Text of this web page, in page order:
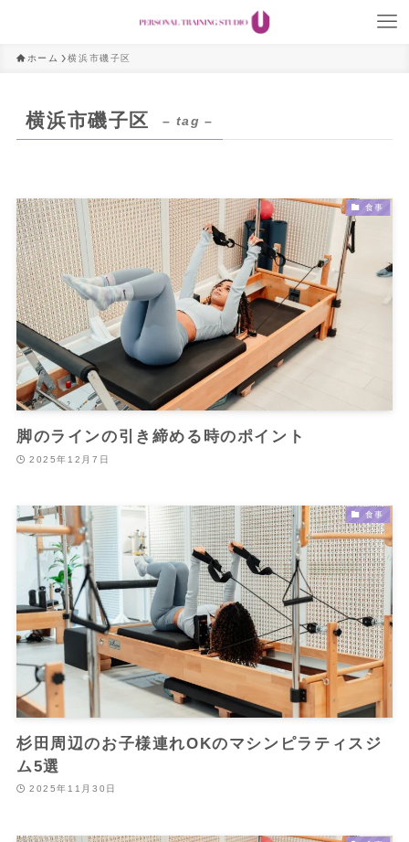
ホーム 横浜市磯子区
横浜市磯子区 – tag –
食事
脚のラインの引き締める時のポイント
2025年12月7日
食事
杉田周辺のお子様連れOKのマシンピラティスジ
ム5選
2025年11月30日